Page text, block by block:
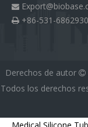

 +86-531-
Derechos de autor 
Todos los derechos